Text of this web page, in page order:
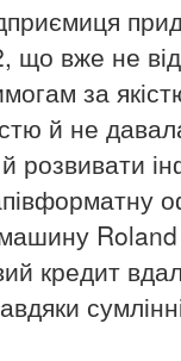
що вже не
за
й не
розвивати
Roland
кредит